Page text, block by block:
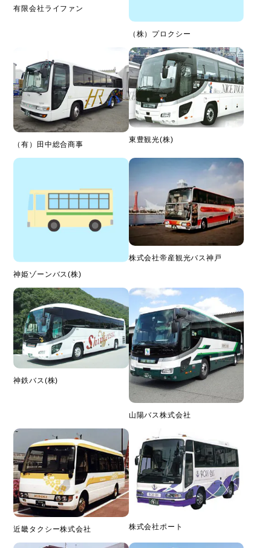
有限会社ライファン
（株）プロクシー
（有）田中総合商事
東豊観光(株)
神姫ゾーンバス(株)
株式会社帝産観光バス神戸
神鉄バス(株)
山陽バス株式会社
近畿タクシー株式会社 株式会社ポート